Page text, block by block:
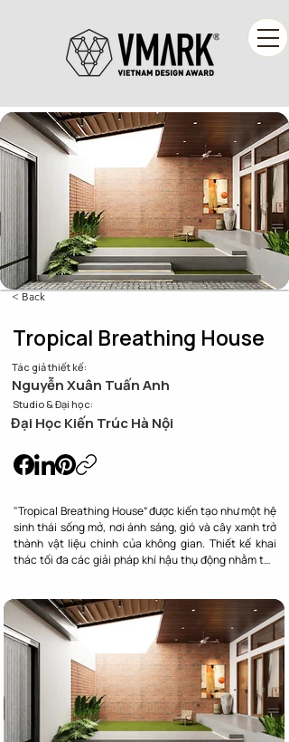
< Back
Tropical Breathing House
Tác giả thiết kế:
Nguyễn Xuân Tuấn Anh
Studio & Đại học:
Đại Học Kiến Trúc Hà Nội
"Tropical Breathing House” được kiến tạo như một hệ
sinh thái sống mở, nơi ánh sáng, gió và cây xanh trở
thành vật liệu chính của không gian. Thiết kế khai
thác tối đa các giải pháp khí hậu thụ động nhằm tạo